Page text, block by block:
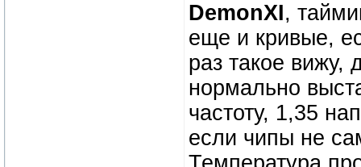
DemonXI,
еще и кривые,
раз такое
нормально
частоту, 1,35
если чипы не